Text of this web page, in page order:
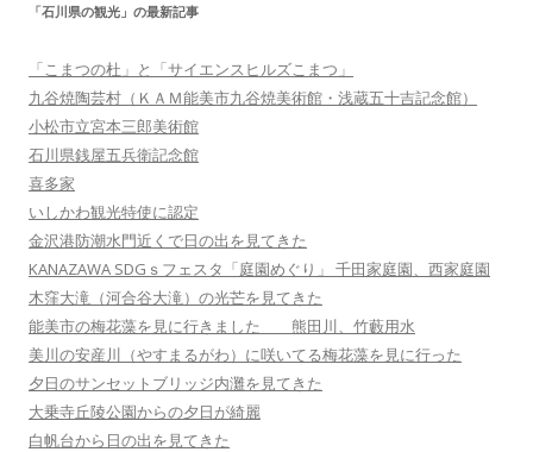
「石川県の観光」の最新記事
「こまつの杜」と「サイエンスヒルズこまつ」
九谷焼陶芸村（ＫＡＭ能美市九谷焼美術館・浅蔵五十吉記念館）
小松市立宮本三郎美術館
石川県銭屋五兵衛記念館
喜多家
いしかわ観光特使に認定
金沢港防潮水門近くで日の出を見てきた
KANAZAWA SDGｓフェスタ「庭園めぐり」 千田家庭園、西家庭園
木窪大滝（河合谷大滝）の光芒を見てきた
能美市の梅花藻を見に行きました 熊田川、竹藪用水
美川の安産川（やすまるがわ）に咲いてる梅花藻を見に行った
夕日のサンセットブリッジ内灘を見てきた
大乗寺丘陵公園からの夕日が綺麗
白帆台から日の出を見てきた